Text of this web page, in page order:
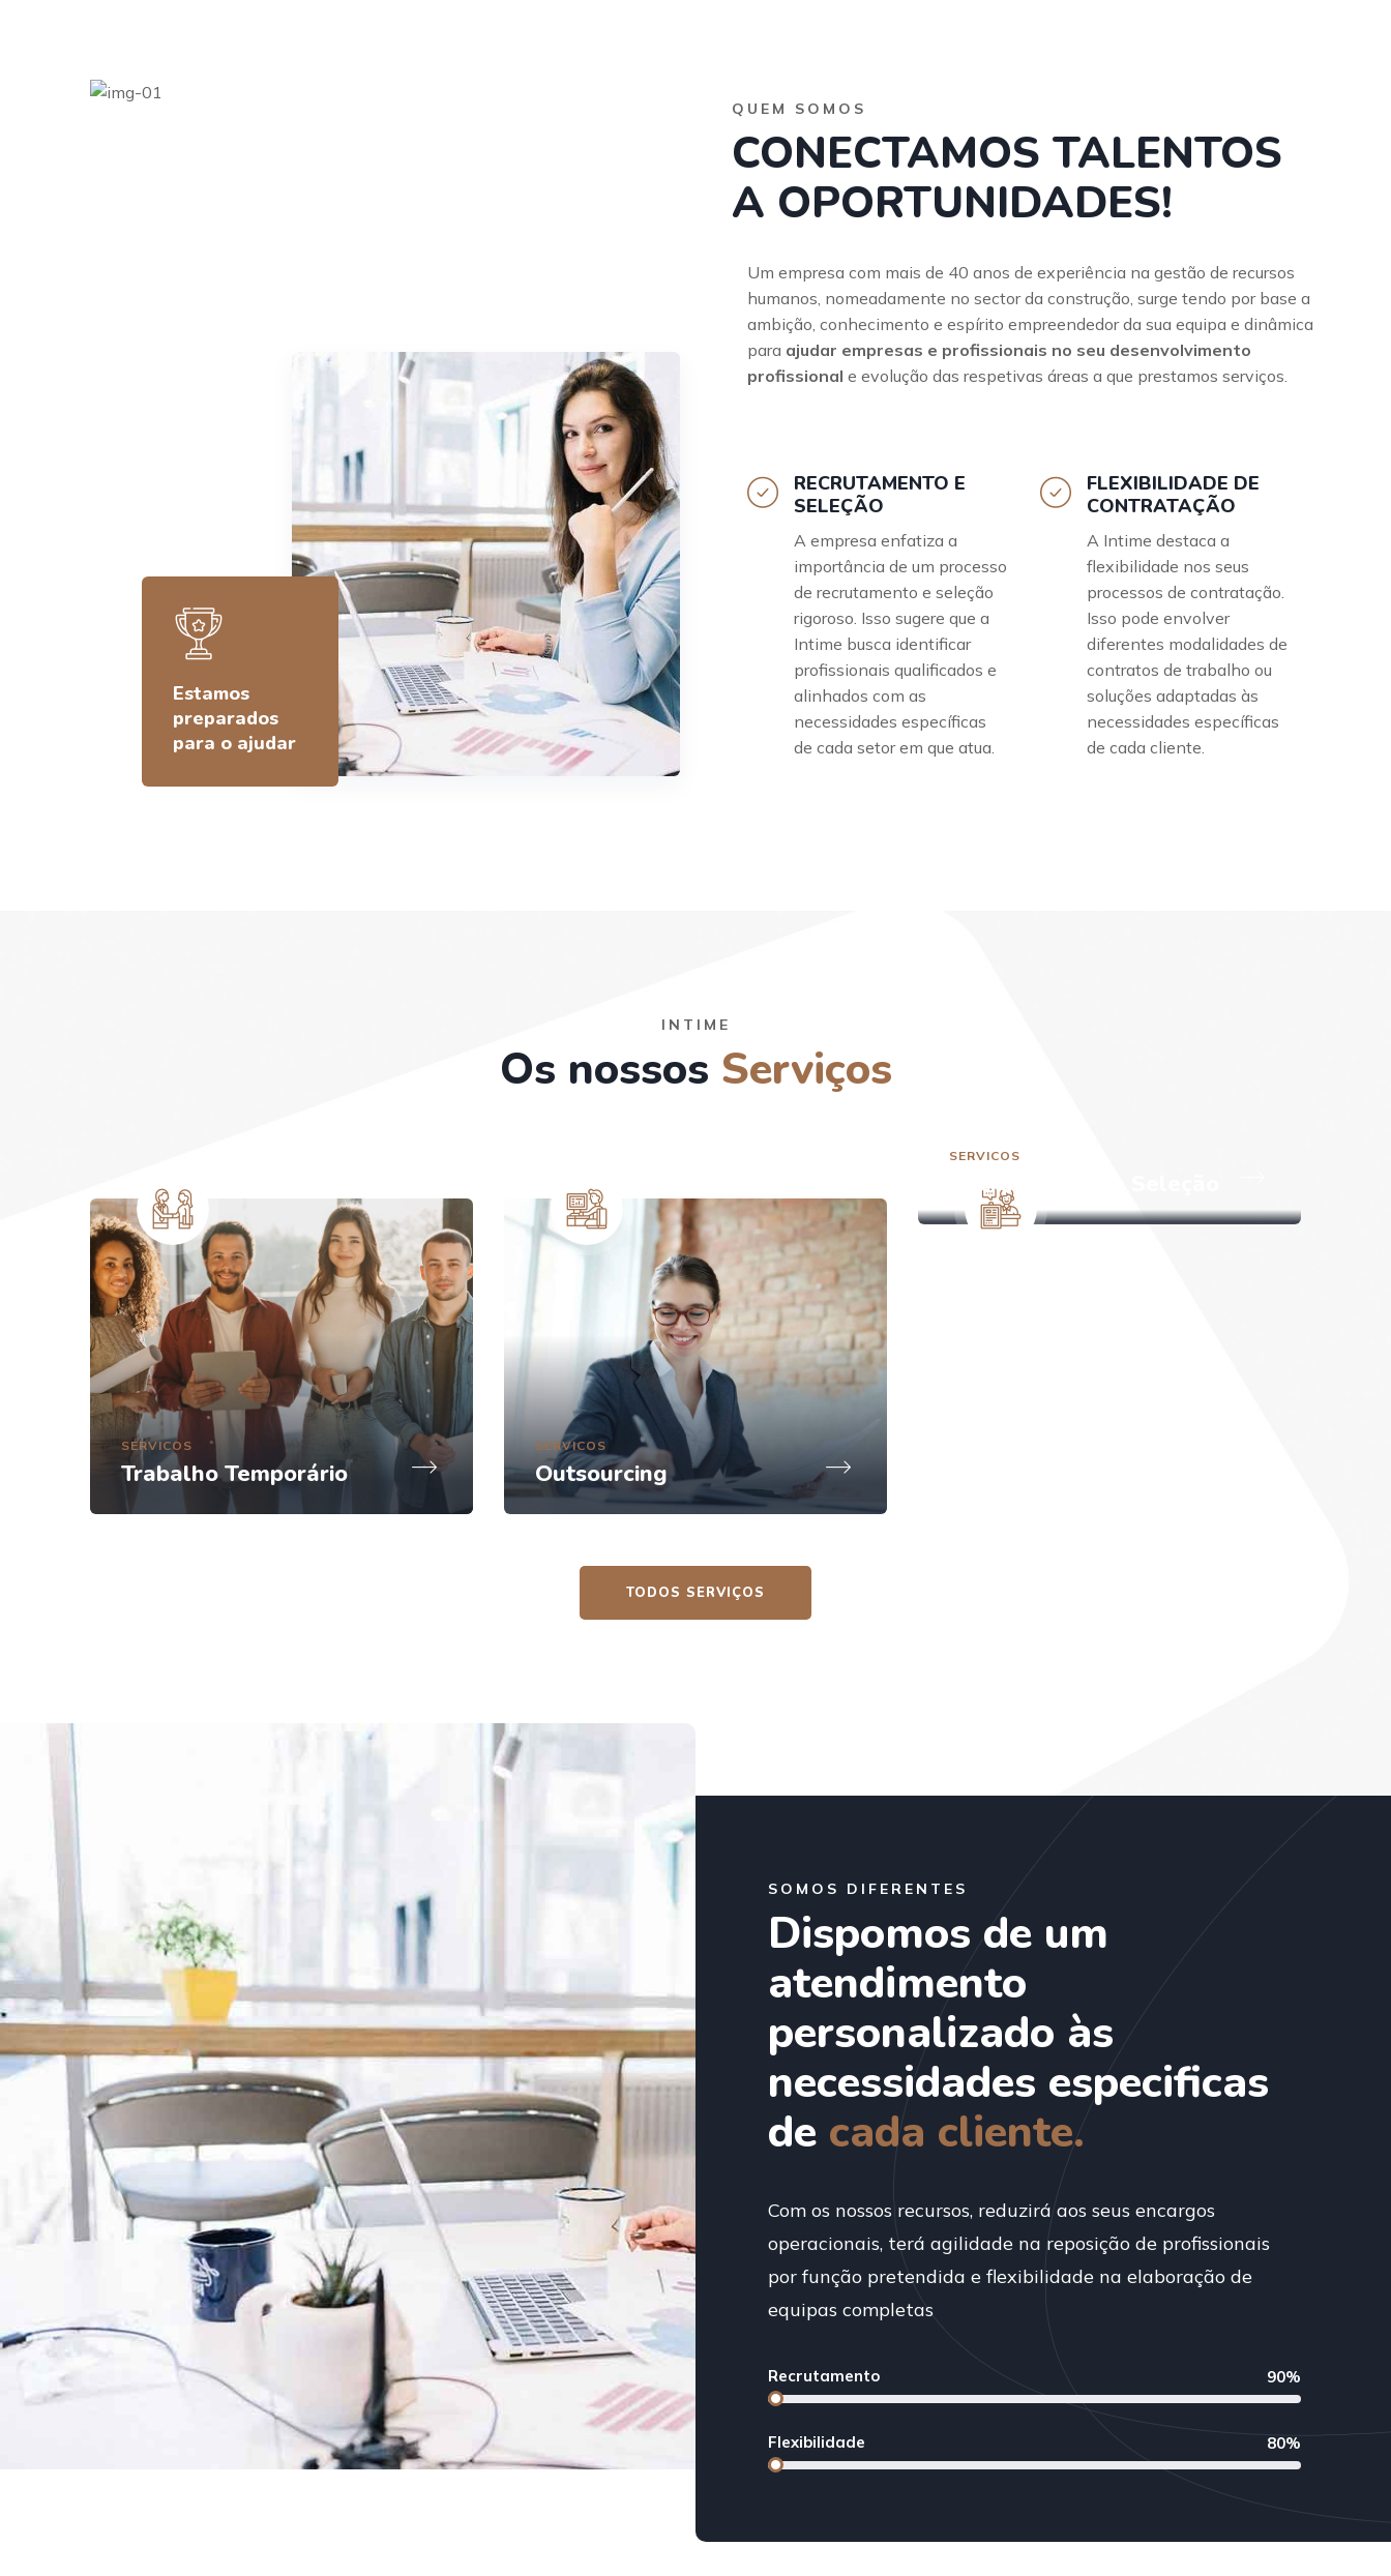
Estamos
preparados
para o ajudar
QUEM SOMOS
CONECTAMOS TALENTOS
A OPORTUNIDADES!
Um empresa com mais de 40 anos de experiência na gestão de recursos
humanos, nomeadamente no sector da construção, surge tendo por base a
ambição, conhecimento e espírito empreendedor da sua equipa e dinâmica
para ajudar empresas e profissionais no seu desenvolvimento
profissional e evolução das respetivas áreas a que prestamos serviços.
RECRUTAMENTO E
SELEÇÃO
A empresa enfatiza a
importância de um processo
de recrutamento e seleção
rigoroso. Isso sugere que a
Intime busca identificar
profissionais qualificados e
alinhados com as
necessidades específicas
de cada setor em que atua.
FLEXIBILIDADE DE
CONTRATAÇÃO
A Intime destaca a
flexibilidade nos seus
processos de contratação.
Isso pode envolver
diferentes modalidades de
contratos de trabalho ou
soluções adaptadas às
necessidades específicas
de cada cliente.
INTIME
Os nossos Serviços
SERVICOS
Trabalho Temporário
SERVICOS
Outsourcing
SERVICOS
Recrutamento e Seleção
TODOS SERVIÇOS
SOMOS DIFERENTES
Dispomos de um
atendimento
personalizado às
necessidades especificas
de cada cliente.
Com os nossos recursos, reduzirá aos seus encargos
operacionais, terá agilidade na reposição de profissionais
por função pretendida e flexibilidade na elaboração de
equipas completas
Recrutamento 90%
Flexibilidade 80%